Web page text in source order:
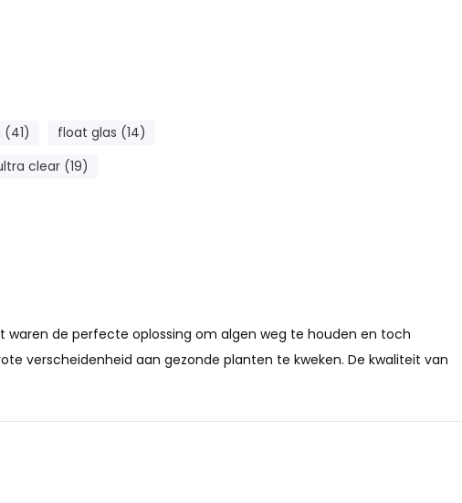
float glas (14)
clear (19)
waren de perfecte oplossing om algen weg te houden en toch
verscheidenheid aan gezonde planten te kweken. De kwaliteit van